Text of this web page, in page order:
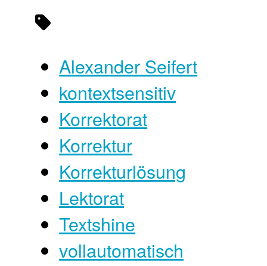
Alexander Seifert
kontextsensitiv
Korrektorat
Korrektur
Korrekturlösung
Lektorat
Textshine
vollautomatisch